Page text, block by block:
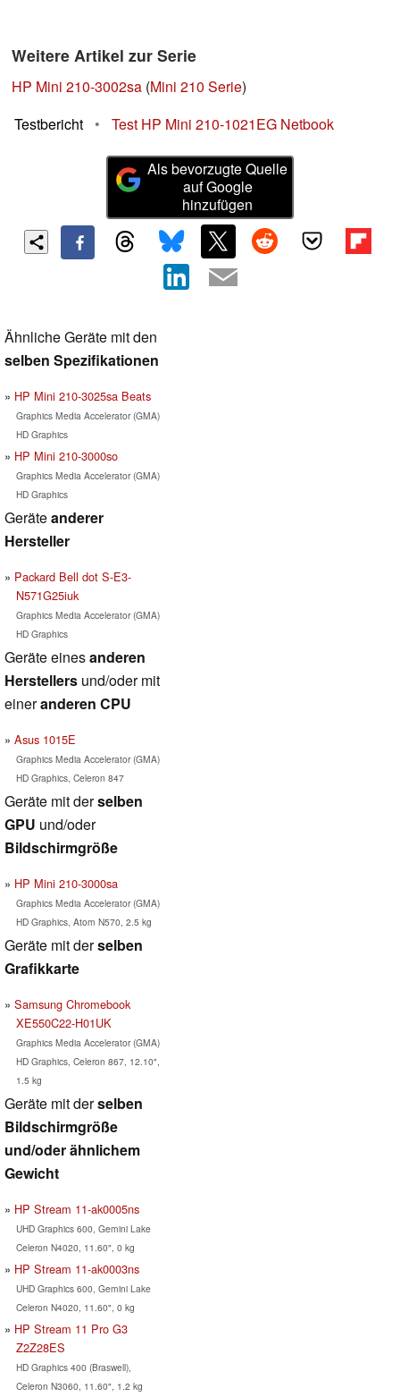
Weitere Artikel zur Serie
HP Mini 210-3002sa (Mini 210 Serie)
Testbericht
• Test HP Mini 210-1021EG Netbook
Als bevorzugte Quelle
auf Google
hinzufügen
Ähnliche Geräte mit den
selben Spezifikationen
HP Mini 210-3025sa Beats
Graphics Media Accelerator (GMA)
HD Graphics
HP Mini 210-3000so
Graphics Media Accelerator (GMA)
HD Graphics
Geräteanderer
Hersteller
Packard Bell dot S-E3-
N571G25iuk
Graphics Media Accelerator (GMA)
HD Graphics
Geräte einesanderen
Herstellers und/oder mit
eineranderen CPU
Asus 1015E
Graphics Media Accelerator (GMA)
HD Graphics, Celeron 847
Geräte mit derselben
GPU und/oder
Bildschirmgröße
HP Mini 210-3000sa
Graphics Media Accelerator (GMA)
HD Graphics, Atom N570, 2.5 kg
Geräte mit derselben
Grafikkarte
Samsung Chromebook
XE550C22-H01UK
Graphics Media Accelerator (GMA)
HD Graphics, Celeron 867, 12.10",
1.5 kg
Geräte mit derselben
Bildschirmgröße
und/oder ähnlichem
Gewicht
HP Stream 11-ak0005ns
UHD Graphics 600, Gemini Lake
Celeron N4020, 11.60", 0 kg
HP Stream 11-ak0003ns
UHD Graphics 600, Gemini Lake
Celeron N4020, 11.60", 0 kg
HP Stream 11 Pro G3
Z2Z28ES
HD Graphics 400 (Braswell),
Celeron N3060, 11.60", 1.2 kg